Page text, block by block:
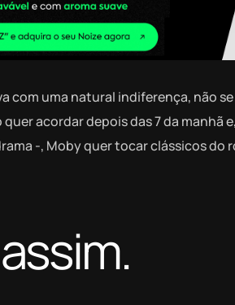
uma natural indiferença, não
acordar depois das 7 da manhã
-, Moby quer tocar clássicos do